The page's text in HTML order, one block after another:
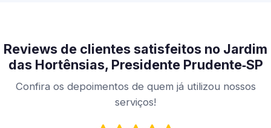
Reviews de clientes satisfeitos no Jardim
das Hortênsias, Presidente Prudente‑SP
Confira os depoimentos de quem já utilizou nossos
serviços!